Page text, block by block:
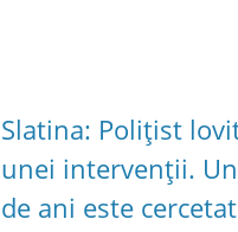
Slatina: Polițist
unei intervenții.
de ani este cercetat